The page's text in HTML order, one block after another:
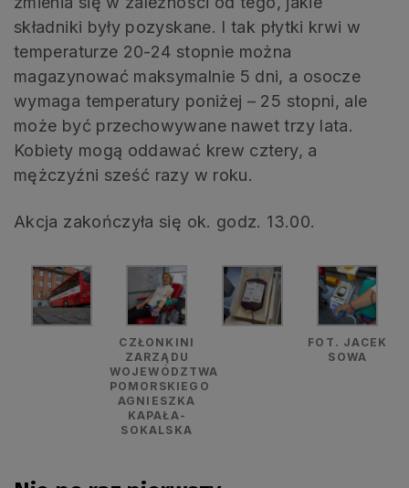
składniki były pozyskane. I tak płytki krwi w
temperaturze 20-24 stopnie można
magazynować maksymalnie 5 dni, a osocze
wymaga temperatury poniżej – 25 stopni, ale
może być przechowywane nawet trzy lata.
Kobiety mogą oddawać krew cztery, a
mężczyźni sześć razy w roku.
Akcja zakończyła się ok. godz. 13.00.
CZŁONKINI
ZARZĄDU
WOJEWÓDZTWA
POMORSKIEGO
AGNIESZKA
KAPAŁA-
SOKALSKA
FOT. JACEK
SOWA